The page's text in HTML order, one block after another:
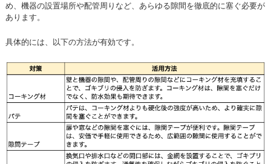
め、機器の設置場所や配管周りなど、あらゆる隙間を徹底的に塞ぐ必要が
あります。
具体的には、以下の方法が有効です。